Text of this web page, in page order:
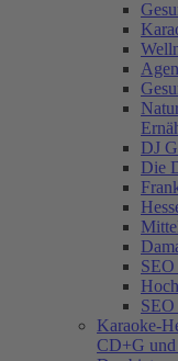
DJ
Die
Karaoke-
CD+G